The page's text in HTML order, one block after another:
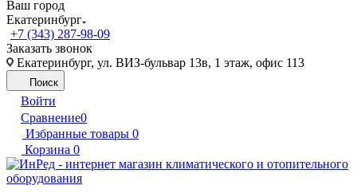
Ваш город
Екатеринбург
+7 (343) 287-98-09
Заказать звонок
Екатеринбург, ул. ВИЗ-бульвар 13в, 1 этаж, офис 113
Поиск
Войти
Сравнение0
Избранные товары 0
Корзина 0